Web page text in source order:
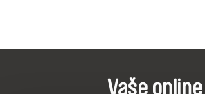
Vaše online